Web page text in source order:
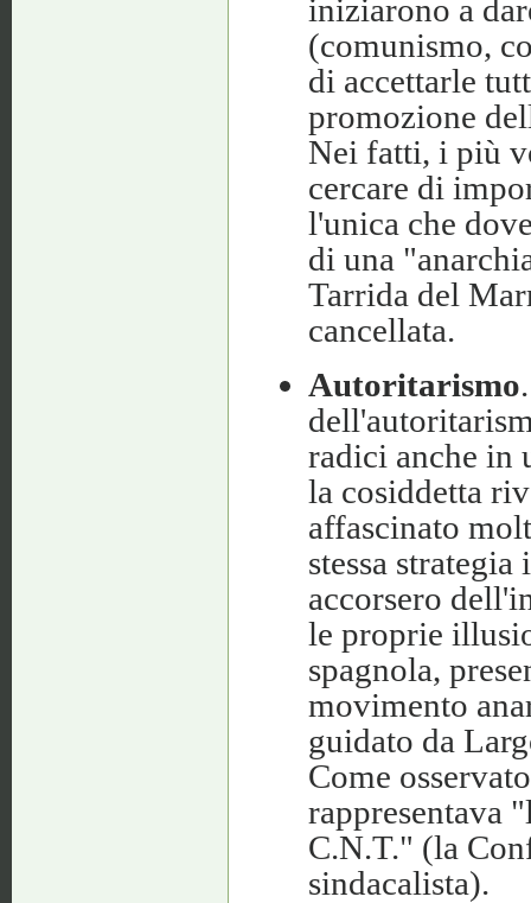
iniziarono a
(comunismo,
di accettarle
promozione
Nei fatti, i più
cercare di
l'unica che
di una
Tarrida del
cancellata.
Autoritarismo
radici anche in
la cosiddetta
affascinato
stessa
accorsero
le proprie
spagnola,
movimento
guidato da
Come
rappresentava
C.N.T." (la
sindacalista).